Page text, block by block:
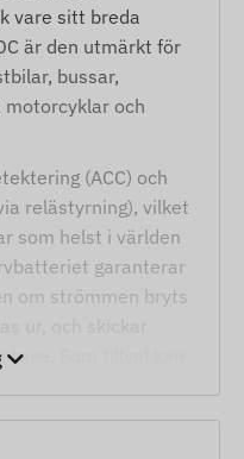
vare sitt breda
är den utmärkt för
bussar,
och
(ACC) och
relästyrning), vilket
som helst i världen
garanterar
om strömmen bryts
Som tillval kan
skydd.